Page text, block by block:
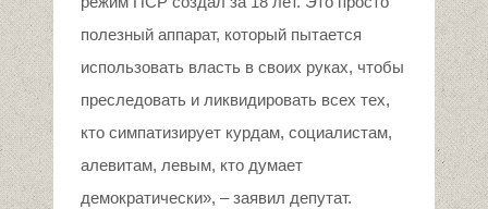
полезный аппарат, который пытается
использовать власть в своих руках, чтобы
преследовать и ликвидировать всех тех,
кто симпатизирует курдам, социалистам,
алевитам, левым, кто думает
демократически», – заявил депутат.